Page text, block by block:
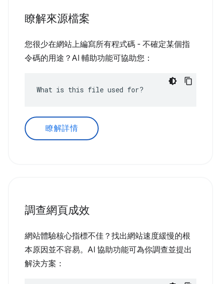
瞭解來源檔案
您很少在網站上編寫所有程式碼 - 不確定某個指
令碼的用途？AI 輔助功能可協助您：
What is this file used for?
瞭解詳情
調查網頁成效
網站體驗核心指標不佳？找出網站速度緩慢的根
本原因並不容易。AI 協助功能可為你調查並提出
解決方案：